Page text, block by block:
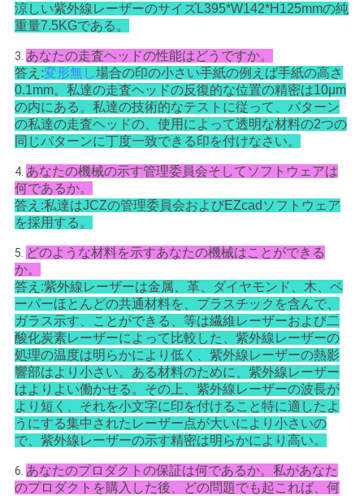
涼しい紫外線レーザーのサイズL395*W142*H125mmの純
重量7.5KGである。
3. あなたの走査ヘッドの性能はどうですか。
答え:変形無し場合の印の小さい手紙の例えば手紙の高さ
0.1mm。私達の走査ヘッドの反復的な位置の精密は10μm
の内にある。私達の技術的なテストに従って、パターン
の私達の走査ヘッドの、使用によって透明な材料の2つの
同じパターンに丁度一致できる印を付けなさい。
4. あなたの機械の示す管理委員会そしてソフトウェアは
何であるか。
答え:私達はJCZの管理委員会およびEZcadソフトウェア
を採用する。
5. どのような材料を示すあなたの機械はことができる
か。
答え:紫外線レーザーは金属、革、ダイヤモンド、木、ペ
ーパーほとんどの共通材料を、プラスチックを含んで、
ガラス示す、ことができる、等は繊維レーザーおよび二
酸化炭素レーザーによって比較した、紫外線レーザーの
処理の温度は明らかにより低く、紫外線レーザーの熱影
響部はより小さい。ある材料のために、紫外線レーザー
はよりよい働かせる。その上、紫外線レーザーの波長が
より短く、それを小文字に印を付けること特に適したよ
うにする集中されたレーザー点が大いにより小さいの
で、紫外線レーザーの示す精密は明らかにより高い。
6. あなたのプロダクトの保証は何であるか。私があなた
のプロダクトを購入した後、どの問題でも起これば、何